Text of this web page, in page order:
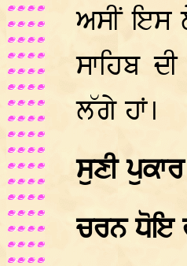
ਅਸੀਂ ਇਸ
ਸਾਹਿਬ
ਲੱਗੇ ਹਾਂ।
ਸੁਣੀ
ਚਰਨ ਧੋਇ